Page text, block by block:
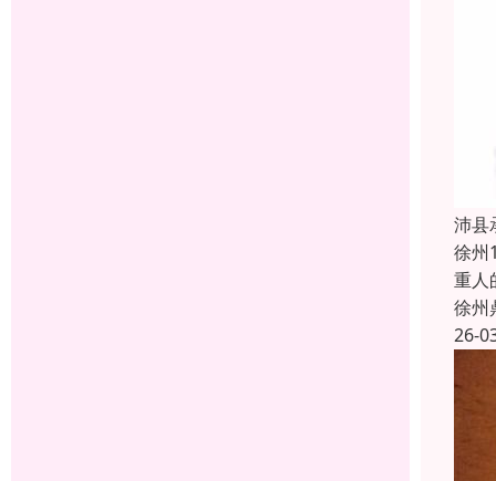
沛县
徐州
重人
徐州
26-